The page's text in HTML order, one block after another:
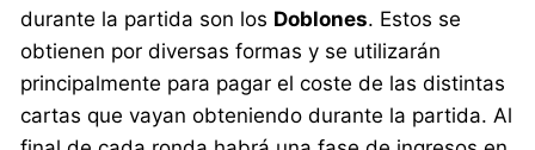
durante la partida son los Doblones. Estos se
obtienen por diversas formas y se utilizarán
principalmente para pagar el coste de las distintas
cartas que vayan obteniendo durante la partida. Al